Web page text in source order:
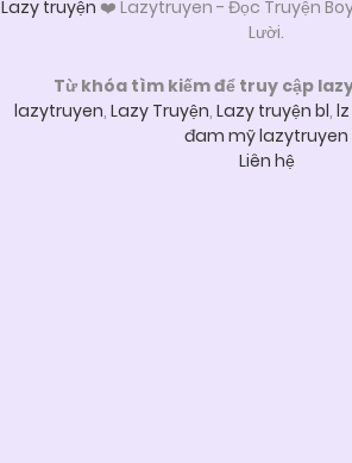
Lazy truyện ❤️ Lazytruyen - Đọc Truyện
Lười.
Từ khóa tìm kiếm để truy cập
lazytruyen, Lazy Truyện, Lazy truyện bl,
đam mỹ lazytruyen
Liên hệ